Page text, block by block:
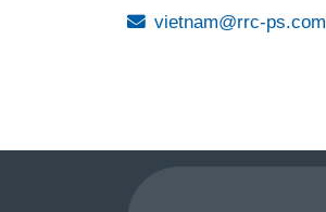
vietnam@rrc-ps.com